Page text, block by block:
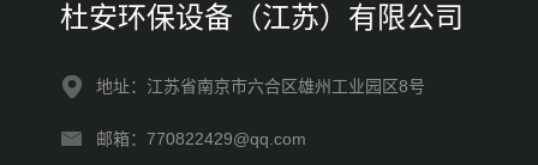
杜安环保设备（江苏）有限公司
地址：江苏省南京市六合区雄州工业园区8号
邮箱：770822429@qq.com